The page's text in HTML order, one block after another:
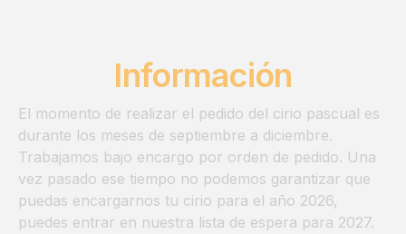
Información
El momento de realizar el pedido del cirio pascual es
durante los meses de septiembre a diciembre.
Trabajamos bajo encargo por orden de pedido. Una
vez pasado ese tiempo no podemos garantizar que
puedas encargarnos tu cirio para el año 2026,
puedes entrar en nuestra lista de espera para 2027.